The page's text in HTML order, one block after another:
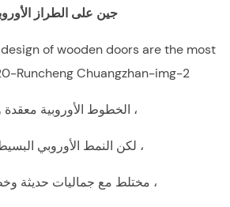
جين على الطراز
الخطوط الأوروبية معقدة ورائعة ،
لكن النمط الأوروبي البسيط بسيط ،
مختلط مع جماليات حديثة وخطوط أدنى ،